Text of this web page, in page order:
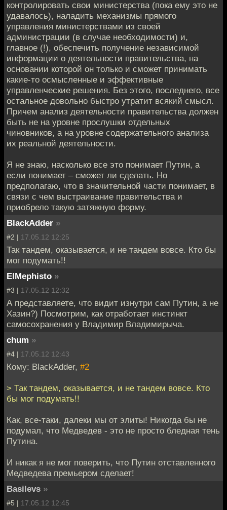
контролировать свои министерства (пока ему это не
удавалось), наладить механизмы прямого
управления министерствами из своей
администрации (в случае необходимости) и,
главное (!), обеспечить получение независимой
информации о деятельности правительства, на
основании которой он только и сможет принимать
какие-то осмысленные и эффективные
управленческие решения. Без этого, последнего, все
остальное довольно быстро утратит всякий смысл.
Причем анализ деятельности правительства должен
быть не на уровне прослушки отдельных
чиновников, а на уровне содержательного анализа
их реальной деятельности.
Я не знаю, насколько все это понимает Путин, а
если понимает – сможет ли сделать. Но
предполагаю, что в значительной части понимает, в
связи с чем выстраивание правительства и
приобрело такую затяжную форму.
BlackAdder »
#2 | 17.05.12 12:25
Так тандем, оказывается, и не тандем вовсе. Кто бы
мог подумать!!
ElMephisto »
#3 | 17.05.12 12:32
А представляете, что видит изнутри сам Путин, а не
Хазин?) Посмотрим, как отработает инстинкт
самосохранения у Владимир Владимирыча.
chum »
#4 | 17.05.12 12:43
Кому: BlackAdder, #2
> Так тандем, оказывается, и не тандем вовсе. Кто
бы мог подумать!!
Как, все-таки, далеки мы от элиты! Никогда бы не
подумал, что Медведев - это не просто бледная тень
Путина.
И никак я не мог поверить, что Путин отставленного
Медведева премьером сделает!
Basilevs »
#5 | 17.05.12 12:45